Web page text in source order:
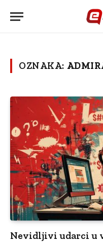
OZNAKA:
Nevidljivi udarci u